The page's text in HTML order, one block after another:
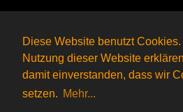
Diese Website benutzt
Nutzung dieser Website
damit einverstanden, dass wir
setzen. Mehr...
Das nächste Rätsel ist in Arbeit
28 Gagolganeronline(0 registrierte und 28
Gagolganer:
9732Rätsel online: